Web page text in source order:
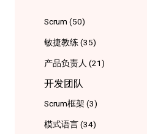
Scrum (50)
敏捷教练(35)
产品负责人(21)
开发团队
Scrum框架 (3)
模式语言(34)